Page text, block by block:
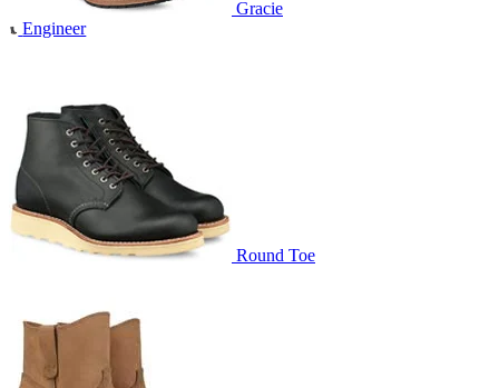
Gracie
Engineer
Round Toe